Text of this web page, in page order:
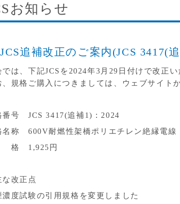
お知らせ
JCS追補改正のご案内(JCS 3417(
では、下記JCSを2024年3月29日付けで改正い
、規格ご購入につきましては、ウェブサイト
番号 JCS 3417(追補1)：2024
名称 600V耐燃性架橋ポリエチレン絶縁電線
1,925円
な改正点
濃度試験の引用規格を変更しました